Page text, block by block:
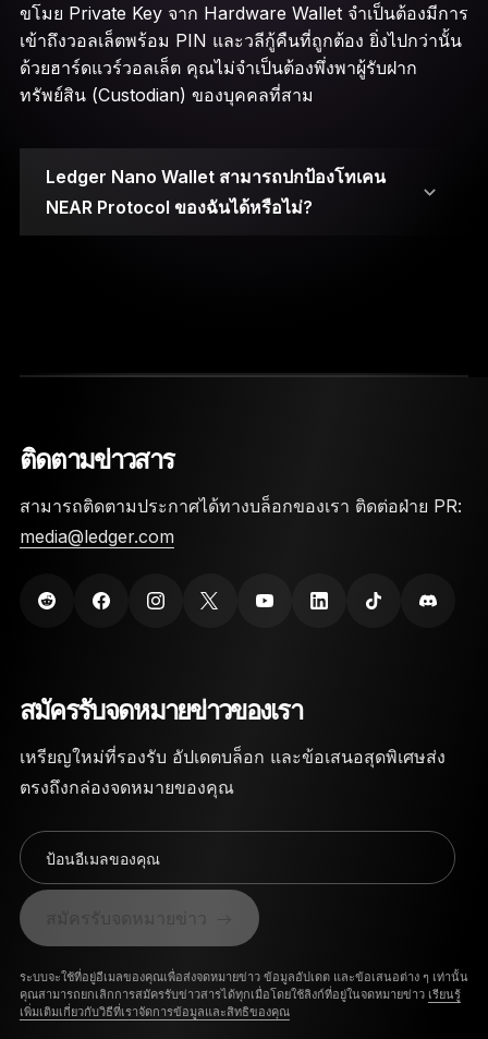
ขโมย Private Key จาก Hardware Wallet จำเป็นต้องมีการ
เข้าถึงวอลเล็ตพร้อม PIN และวลีกู้คืนที่ถูกต้อง ยิ่งไปกว่านั้น
ด้วยฮาร์ดแวร์วอลเล็ต คุณไม่จำเป็นต้องพึ่งพาผู้รับฝาก
ทรัพย์สิน (Custodian) ของบุคคลที่สาม
Ledger Nano Wallet สามารถปกป้องโทเคน
NEAR Protocol ของฉันได้หรือไม่?
Private Key ของคุณจะถูกจัดเก็บไว้ในชิป Secure
จำเป็นต้องใช้ทั้งรหัส PIN และวลีกู้คืน 24 คำเพื่อเข้า
ถึงวอลเล็ต
Ledger Nano Wallet ถูกสร้างขึ้นด้วยวัสดุที่ทนทาน
ติดตามข่าวสาร
สามารถติดตามประกาศได้ทางบล็อกของเรา ติดต่อฝ่าย PR:
media@ledger.com
สมัครรับจดหมายข่าวของเรา
เหรียญใหม่ที่รองรับ อัปเดตบล็อก และข้อเสนอสุดพิเศษส่ง
ตรงถึงกล่องจดหมายของคุณ
ป้อนอีเมลของคุณ
ระบบจะใช้ที่อยู่อีเมลของคุณเพื่อส่งจดหมายข่าว ข้อมูลอัปเดต และข้อเสนอต่าง ๆ เท่านั้น
คุณสามารถยกเลิกการสมัครรับข่าวสารได้ทุกเมื่อโดยใช้ลิงก์ที่อยู่ในจดหมายข่าว เรียนรู้
เพิ่มเติมเกี่ยวกับวิธีที่เราจัดการข้อมูลและสิทธิของคุณ